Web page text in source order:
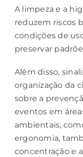
A limpeza e a
reduzem riscos
condições de
preservar
Além disso,
organização da
sobre a
eventos em
ambientais,
ergonomia,
concentração e